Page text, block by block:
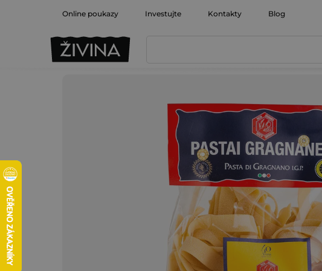
Online poukazy Investujte Kontakty Blog